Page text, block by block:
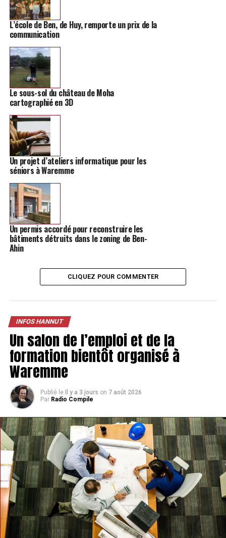
TAGS FEATURED INFOS HANNUT
Un Medi-Market va débarquer à Hannut
NE MANQUEZ PAS
De nouvelles poubelles sont installées progressivement
L’école de Ben, de Huy, remporte un prix de la
communication
Le sous-sol du château de Moha
cartographié en 3D
Un projet d’ateliers informatique pour les
séniors à Waremme
Un permis accordé pour reconstruire les
bâtiments détruits dans le zoning de Ben-
Ahin
CLIQUEZ POUR COMMENTER
INFOS HANNUT
Un salon de l’emploi et de la
formation bientôt organisé à
Waremme
Publié le Il y a 3 jours on 7 août 2026
Par Radio Compile